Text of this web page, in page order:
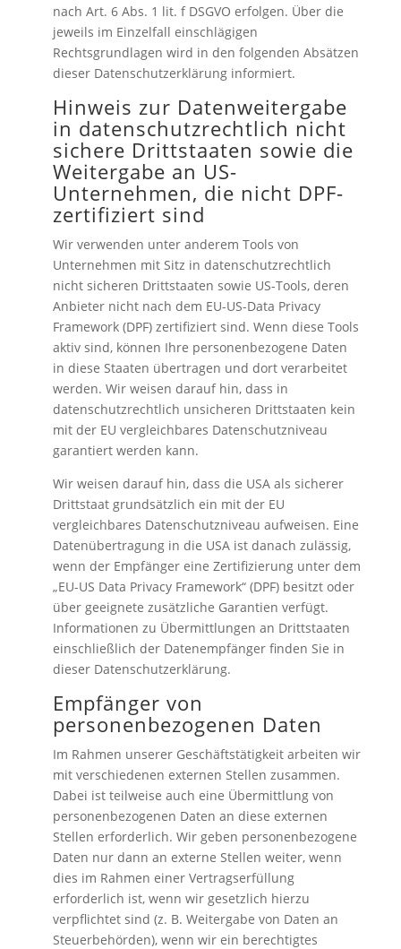
nach Art. 6 Abs. 1 lit. f DSGVO erfolgen. Über die
jeweils im Einzelfall einschlägigen
Rechtsgrundlagen wird in den folgenden Absätzen
dieser Datenschutzerklärung informiert.
Hinweis zur Datenweitergabe
in datenschutzrechtlich nicht
sichere Drittstaaten sowie die
Weitergabe an US-
Unternehmen, die nicht DPF-
zertifiziert sind
Wir verwenden unter anderem Tools von
Unternehmen mit Sitz in datenschutzrechtlich
nicht sicheren Drittstaaten sowie US-Tools, deren
Anbieter nicht nach dem EU-US-Data Privacy
Framework (DPF) zertifiziert sind. Wenn diese Tools
aktiv sind, können Ihre personenbezogene Daten
in diese Staaten übertragen und dort verarbeitet
werden. Wir weisen darauf hin, dass in
datenschutzrechtlich unsicheren Drittstaaten kein
mit der EU vergleichbares Datenschutzniveau
garantiert werden kann.
Wir weisen darauf hin, dass die USA als sicherer
Drittstaat grundsätzlich ein mit der EU
vergleichbares Datenschutzniveau aufweisen. Eine
Datenübertragung in die USA ist danach zulässig,
wenn der Empfänger eine Zertifizierung unter dem
„EU-US Data Privacy Framework“ (DPF) besitzt oder
über geeignete zusätzliche Garantien verfügt.
Informationen zu Übermittlungen an Drittstaaten
einschließlich der Datenempfänger finden Sie in
dieser Datenschutzerklärung.
Empfänger von
personenbezogenen Daten
Im Rahmen unserer Geschäftstätigkeit arbeiten wir
mit verschiedenen externen Stellen zusammen.
Dabei ist teilweise auch eine Übermittlung von
personenbezogenen Daten an diese externen
Stellen erforderlich. Wir geben personenbezogene
Daten nur dann an externe Stellen weiter, wenn
dies im Rahmen einer Vertragserfüllung
erforderlich ist, wenn wir gesetzlich hierzu
verpflichtet sind (z. B. Weitergabe von Daten an
Steuerbehörden), wenn wir ein berechtigtes